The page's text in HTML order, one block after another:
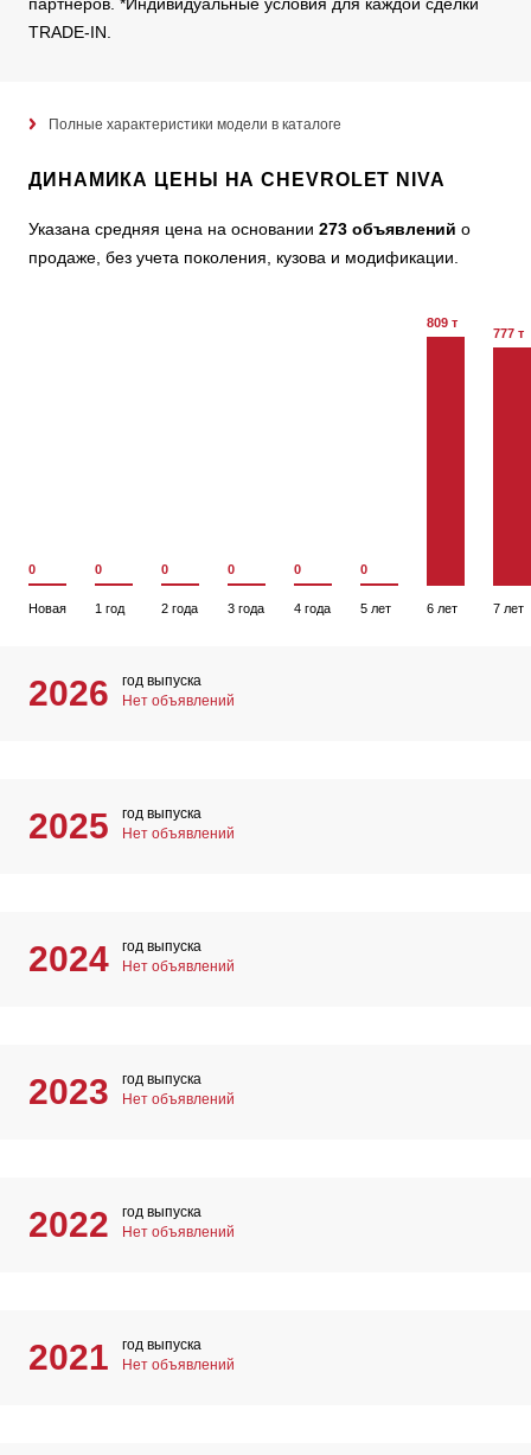
TRADE-IN.
Полные характеристики модели в каталоге
ДИНАМИКА ЦЕНЫ НА CHEVROLET NIVA
Указана средняя цена на основании 273 объявлений о
продаже, без учета поколения, кузова и модификации.
0
Новая
0
1 год
0
2 года
0
3 года
0
4 года
0
5 лет
809 т
6 лет
777 т
7 лет
2026
год выпуска
Нет объявлений
2025
год выпуска
Нет объявлений
2024
год выпуска
Нет объявлений
2023
год выпуска
Нет объявлений
2022
год выпуска
Нет объявлений
2021
год выпуска
Нет объявлений